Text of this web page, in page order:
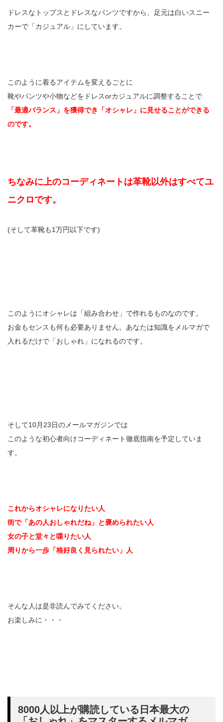
ドレスなトップスとドレスなパンツですから、足元は白いスニー
カーで「カジュアル」にしています。
このように着るアイテムを変えるごとに
靴やパンツや小物などをドレスorカジュアルに調整することで
「最適バランス」を獲得でき「オシャレ」に見せることができる
のです。
ちなみに上のコーディネートは革靴以外はすべてユ
ニクロです。
(そして革靴も1万円以下です)
このようにオシャレは「組み合わせ」で作れるものなのです。
お金もセンスも何も必要ありません。あなたは知識をメルマガで
入れるだけで「おしゃれ」になれるのです。
そして10月23日のメールマガジンでは
このような初心者向けコーディネート徹底指南を予定していま
す。
これからオシャレになりたい人
街で「あの人おしゃれだね」と褒められたい人
女の子と堂々と喋りたい人
周りから一歩「格好良く見られたい」人
そんな人は是非読んでみてください。
お楽しみに・・・
8000人以上が購読している日本最大の